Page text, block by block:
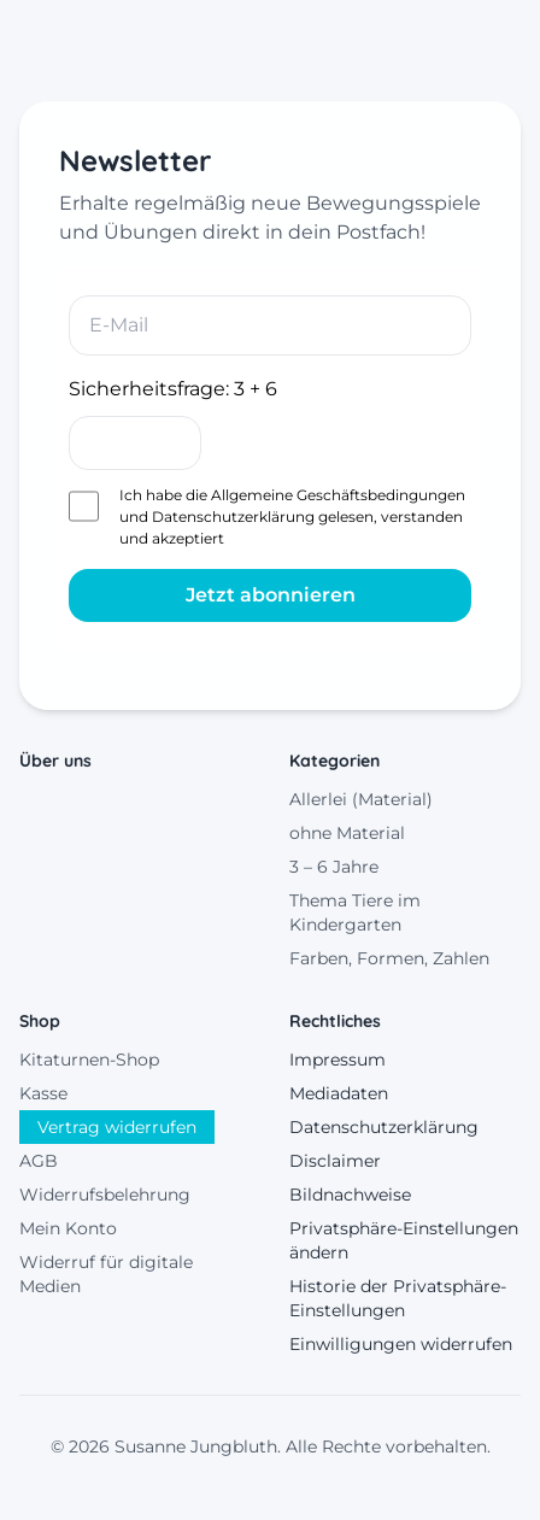
Newsletter
Erhalte regelmäßig neue Bewegungsspiele
und Übungen direkt in dein Postfach!
Sicherheitsfrage: 3 + 6
Ich habe die Allgemeine Geschäftsbedingungen
und Datenschutzerklärung gelesen, verstanden
und akzeptiert
Jetzt abonnieren
Über uns
Kategorien
Allerlei (Material)
ohne Material
3 – 6 Jahre
Thema Tiere im
Kindergarten
Farben, Formen, Zahlen
Shop
Kitaturnen-Shop
Kasse
Vertrag widerrufen
AGB
Widerrufsbelehrung
Mein Konto
Widerruf für digitale
Medien
Rechtliches
Impressum
Mediadaten
Datenschutzerklärung
Disclaimer
Bildnachweise
Privatsphäre-Einstellungen
ändern
Historie der Privatsphäre-
Einstellungen
Einwilligungen widerrufen
© 2026 Susanne Jungbluth. Alle Rechte vorbehalten.